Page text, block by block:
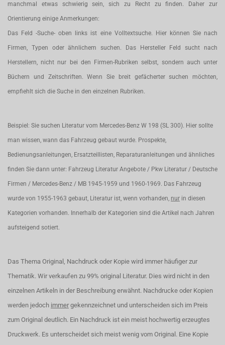
manchmal etwas schwierig sein, sich zu Recht zu finden. Daher zur
Orientierung einige Anmerkungen:
Das Feld -Suche- oben links ist eine Volltextsuche. Hier können Sie nach
Firmen, Typen oder ähnlichem suchen. Das Hersteller Feld sucht nach
Herstellern, nicht nur bei den Firmen-Rubriken selbst, sondern auch unter
Büchern und Zeitschriften. Wenn Sie breit gefächerter suchen möchten,
empfiehlt sich die Suche in den einzelnen Rubriken.
Beispiel: Sie suchen Literatur vom Mercedes-Benz W 198 (SL 300). Hier sollte
man wissen, wann das Fahrzeug gebaut wurde. Prospekte,
Bedienungsanleitungen, Ersatzteillisten, Reparaturanleitungen und ähnliches
finden Sie dann unter: Fahrzeug Literatur Angebote / Pkw Literatur / Deutsche
Firmen / Mercedes-Benz / MB 1945-1959 und 1960-1969. Das Fahrzeug
wurde von 1955-1963 gebaut, Literatur ist, wenn vorhanden, nur in diesen
Kategorien vorhanden. Innerhalb der Kategorien sind die Artikel nach Jahren
aufsteigend sotiert.
Das Thema Original, Nachdruck oder Kopie wird immer häufiger zur
Thematik. Wir verkaufen zu 99% original Literatur. Dies wird nicht in den
einzelnen Artikeln in der Beschreibung erwähnt. Nachdrucke oder Kopien
werden jedoch immer gekennzeichnet und unterscheiden sich im Preis
zum Original deutlich. Ein Nachdruck ist ein meist hochwertig erzeugtes
Druckwerk. Es unterscheidet sich meist wenig vom Original. Eine Kopie